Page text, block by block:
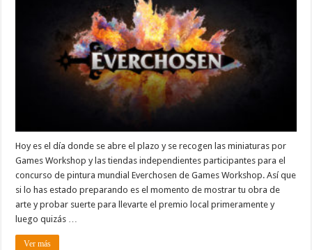
Hoy es el día donde se abre el plazo y se recogen las miniaturas por
Games Workshop y las tiendas independientes participantes para el
concurso de pintura mundial Everchosen de Games Workshop. Así que
si lo has estado preparando es el momento de mostrar tu obra de
arte y probar suerte para llevarte el premio local primeramente y
luego quizás …
Ver más